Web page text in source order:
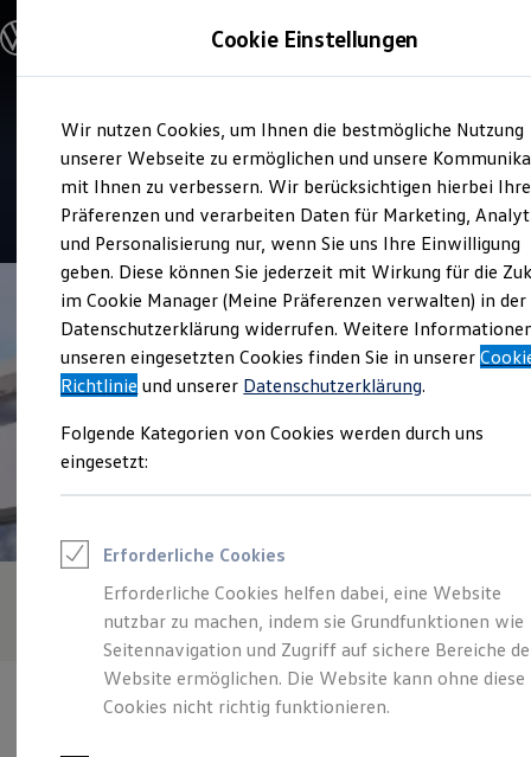
Hauptinhalt
springen
Footer
springen
Modelle und Konfigurator
Modelle vergleichen
Elektroautos
ENERGY Sondermodelle
Nutzfahrzeuge
SUV und CUV
Familienautos
Kombis
Kompaktwagen
Sportwagen
Schnell verfügbare Fahrzeuge
Angebote und Produkte
Aktuelle Angebote
E-Auto-Förderung
Volkswagen Marktplatz
Junge Gebrauchtwagen und Gebrauchtwagen
Volkswagen Zertifizierte Gebrauchtwagen
Zubehör- und Serviceangebote
Leasing
Leasing-Angebote
Gebrauchtwagen Leasing
Junge Gebrauchtwagen-Leasing
Elektroauto Leasing
Kleinwagen-Leasing
Leasing ohne Anzahlung
Finanzierung
Service
Autohaus Tumbrink
5|434 Bewertungen
Cookie Einstellungen
Wir nutzen Cookies, um Ihnen die bestmögliche Nutzung
unserer Webseite zu ermöglichen und unsere
mit Ihnen zu verbessern. Wir berücksichtigen hierbei Ihre
Präferenzen und verarbeiten Daten für Marketing,
und Personalisierung nur, wenn Sie uns Ihre Einwilligung
geben. Diese können Sie jederzeit mit Wirkung für die
im Cookie Manager (Meine Präferenzen verwalten) in der
Datenschutzerklärung widerrufen. Weitere
unseren eingesetzten Cookies finden Sie in unserer
Richtlinie und unserer Datenschutzerklärung.
Folgende Kategorien von Cookies werden durch uns
eingesetzt:
Erforderliche Cookies
Erforderliche Cookies helfen dabei, eine Website
nutzbar zu machen, indem sie Grundfunktionen wie
Seitennavigation und Zugriff auf sichere Bereiche
Website ermöglichen. Die Website kann ohne diese
Cookies nicht richtig funktionieren.